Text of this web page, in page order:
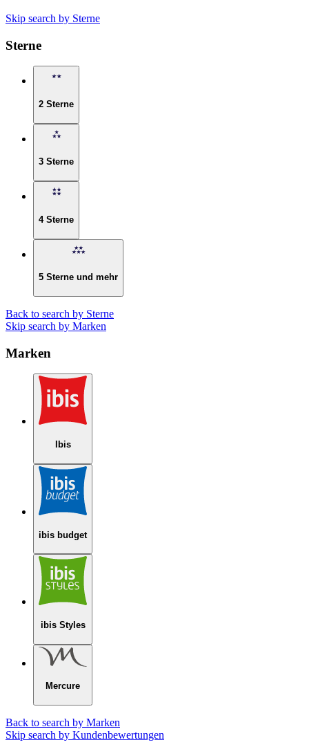
Skip search by Sterne
Sterne
2 Sterne
3 Sterne
4 Sterne
5 Sterne und mehr
Back to search by Sterne
Skip search by Marken
Marken
Ibis
ibis budget
ibis Styles
Mercure
Back to search by Marken
Skip search by Kundenbewertungen